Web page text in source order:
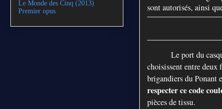
sont autorisés, ainsi
Le port du
choisissent entre deux
brigandiers du Ponant
respecter ce code
pièces de tissu.
Le Monde des Cinq (2013)
Premier opus